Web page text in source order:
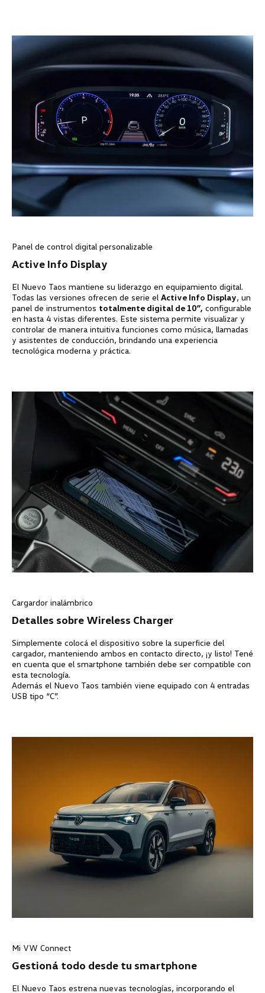
Panel de control digital personalizable
Active Info Display
El Nuevo Taos mantiene su liderazgo en equipamiento digital.
Todas las versiones ofrecen de serie el Active Info Display, un
panel de instrumentos totalmente digital de 10”, configurable
en hasta 4 vistas diferentes. Este sistema permite visualizar y
controlar de manera intuitiva funciones como música, llamadas
y asistentes de conducción, brindando una experiencia
tecnológica moderna y práctica.
Cargardor inalámbrico
Detalles sobre Wireless Charger
Simplemente colocá el dispositivo sobre la superficie del
cargador, manteniendo ambos en contacto directo, ¡y listo! Tené
en cuenta que el smartphone también debe ser compatible con
esta tecnología.
Además el Nuevo Taos también viene equipado con 4 entradas
USB tipo “C”.
Mi VW Connect
Gestioná todo desde tu smartphone
El Nuevo Taos estrena nuevas tecnologías, incorporando el